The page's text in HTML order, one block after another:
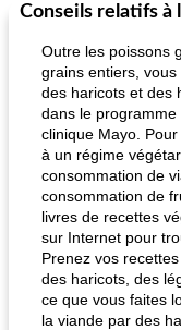
Petit déjeuner et brunch
Conseils relatifs
Outre les poissons
grains entiers, vous
des haricots et des
dans le
clinique Mayo.
à un régime
consommation de
consommation de
livres de recettes
sur Internet pour
Prenez vos
des haricots, des
ce que vous faites
la viande par des